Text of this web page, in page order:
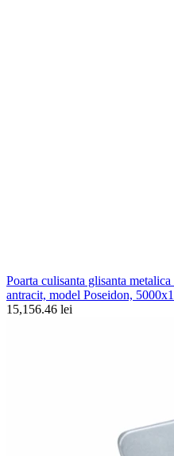
Poarta culisanta glisanta
antracit, model Poseidon,
15,156.46 lei